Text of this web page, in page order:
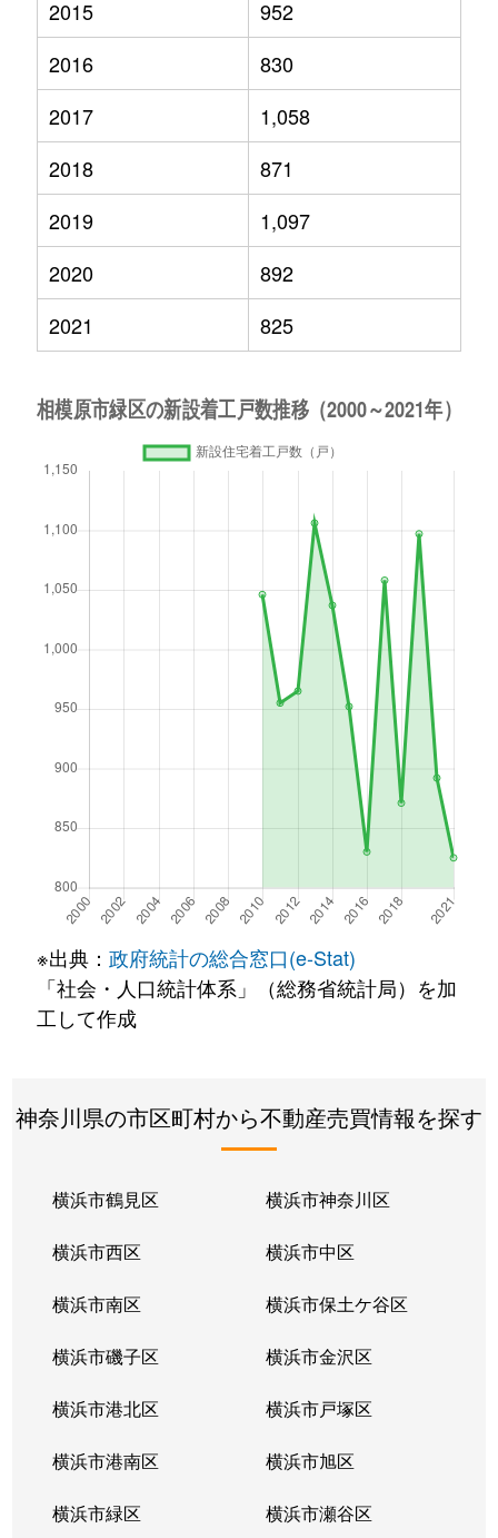
2015
952
2016
830
2017
1,058
2018
871
2019
1,097
2020
892
2021
825
※出典： 政府統計の総合窓口(e-Stat)
「社会・人口統計体系」（総務省統計局）を加
工して作成
神奈川県の市区町村から不動産売買情報を探す
横浜市鶴見区 横浜市神奈川区
横浜市西区 横浜市中区
横浜市南区 横浜市保土ケ谷区
横浜市磯子区 横浜市金沢区
横浜市港北区 横浜市戸塚区
横浜市港南区 横浜市旭区
横浜市緑区 横浜市瀬谷区